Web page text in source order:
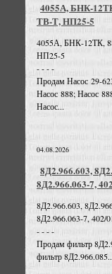
4055А, БНК-
ТВ-Т, НП25-5
4055А, БНК-12ТК,
НП25-5
- - - -
Продам Насос 29-
Насос 888; Насос
Насос...
04.08.2026
8Д2.966.603,
8Д2.966.063-7,
8Д2.966.603,
8Д2.966.063-7, 402/
- - - -
Продам фильтр
фильтр